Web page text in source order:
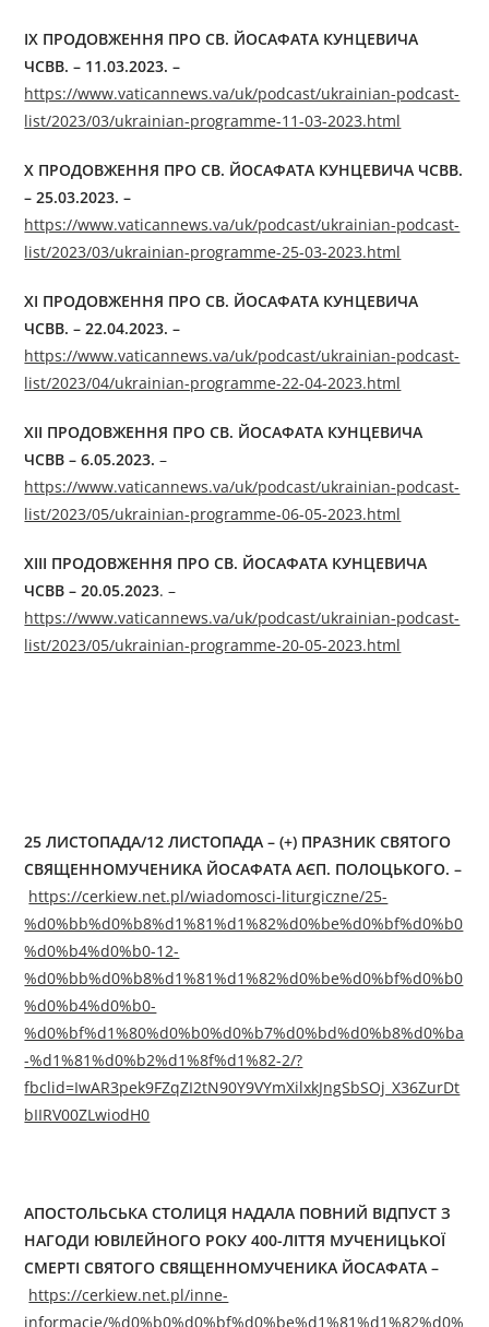
ІX ПРОДОВЖЕННЯ ПРО СВ. ЙОСАФАТА КУНЦЕВИЧА
ЧСВВ. – 11.03.2023. –
https://www.vaticannews.va/uk/podcast/ukrainian-podcast-
list/2023/03/ukrainian-programme-11-03-2023.html
X ПРОДОВЖЕННЯ ПРО СВ. ЙОСАФАТА КУНЦЕВИЧА ЧСВВ.
– 25.03.2023. –
https://www.vaticannews.va/uk/podcast/ukrainian-podcast-
list/2023/03/ukrainian-programme-25-03-2023.html
XI ПРОДОВЖЕННЯ ПРО СВ. ЙОСАФАТА КУНЦЕВИЧА
ЧСВВ. – 22.04.2023. –
https://www.vaticannews.va/uk/podcast/ukrainian-podcast-
list/2023/04/ukrainian-programme-22-04-2023.html
XІI ПРОДОВЖЕННЯ ПРО СВ. ЙОСАФАТА КУНЦЕВИЧА
ЧСВВ – 6.05.2023. –
https://www.vaticannews.va/uk/podcast/ukrainian-podcast-
list/2023/05/ukrainian-programme-06-05-2023.html
XІІI ПРОДОВЖЕННЯ ПРО СВ. ЙОСАФАТА КУНЦЕВИЧА
ЧСВВ – 20.05.2023. –
https://www.vaticannews.va/uk/podcast/ukrainian-podcast-
list/2023/05/ukrainian-programme-20-05-2023.html
25 ЛИСТОПАДА/12 ЛИСТОПАДА – (+) ПРАЗНИК СВЯТОГО
СВЯЩЕННОМУЧЕНИКА ЙОСАФАТА АЄП. ПОЛОЦЬКОГО. –
https://cerkiew.net.pl/wiadomosci-liturgiczne/25-
%d0%bb%d0%b8%d1%81%d1%82%d0%be%d0%bf%d0%b0
%d0%b4%d0%b0-12-
%d0%bb%d0%b8%d1%81%d1%82%d0%be%d0%bf%d0%b0
%d0%b4%d0%b0-
%d0%bf%d1%80%d0%b0%d0%b7%d0%bd%d0%b8%d0%ba
-%d1%81%d0%b2%d1%8f%d1%82-2/?
fbclid=IwAR3pek9FZqZI2tN90Y9VYmXilxkJngSbSOj_X36ZurDt
bIIRV00ZLwiodH0
АПОСТОЛЬСЬКА СТОЛИЦЯ НАДАЛА ПОВНИЙ ВІДПУСТ З
НАГОДИ ЮВІЛЕЙНОГО РОКУ 400-ЛІТТЯ МУЧЕНИЦЬКОЇ
СМЕРТІ СВЯТОГО СВЯЩЕННОМУЧЕНИКА ЙОСАФАТА –
https://cerkiew.net.pl/inne-
informacje/%d0%b0%d0%bf%d0%be%d1%81%d1%82%d0%